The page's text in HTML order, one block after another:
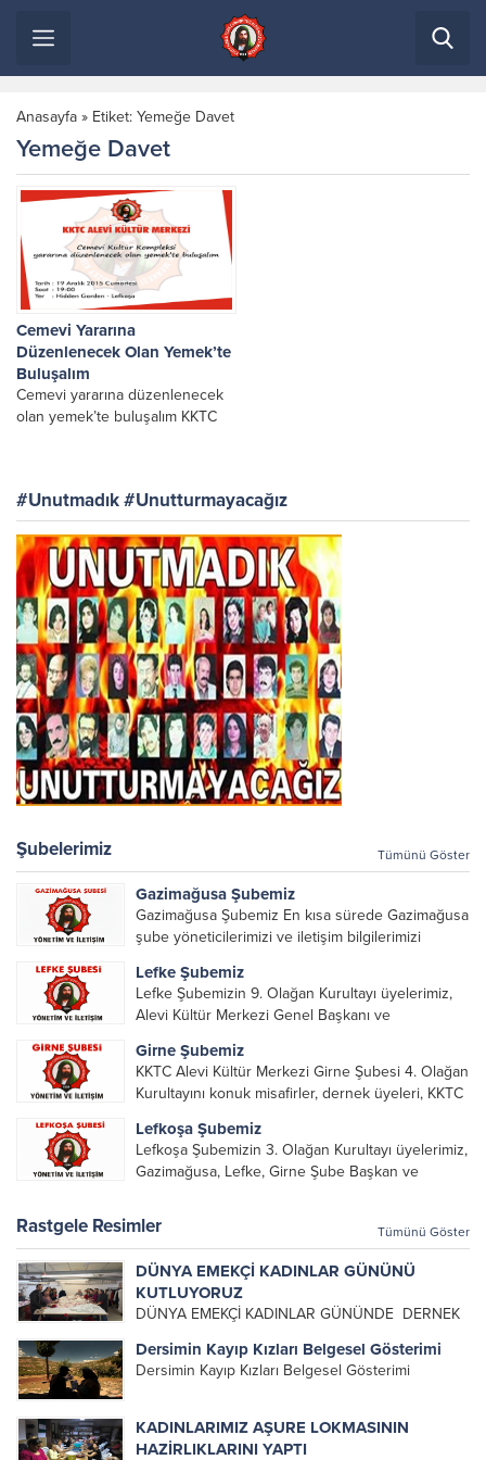
Anasayfa » Etiket: Yemeğe Davet
Yemeğe Davet
Cemevi Yararına
Düzenlenecek Olan Yemek’te
Buluşalım
Cemevi yararına düzenlenecek
olan yemek’te buluşalım KKTC
düzenlenecek olan yemek’te
buluşalım. Değerli...
#Unutmadık #Unutturmayacağız
Şubelerimiz Tümünü Göster
Gazimağusa Şubemiz
Gazimağusa Şubemiz En kısa sürede Gazimağusa
şube yöneticilerimizi ve iletişim bilgilerimizi
Lefke Şubemiz
Lefke Şubemizin 9. Olağan Kurultayı üyelerimiz,
Alevi Kültür Merkezi Genel Başkanı ve
katılımı ile gerçekleşti. Önceki dönemde görev
alarak emek veren, katkı koyan cümle canların...
Girne Şubemiz
KKTC Alevi Kültür Merkezi Girne Şubesi 4. Olağan
Kurultayını konuk misafirler, dernek üyeleri, KKTC
yönetim kurulu, şube başkanları ve yönetim
organlarının katılımıyla gerçekleşti....
Lefkoşa Şubemiz
Lefkoşa Şubemizin 3. Olağan Kurultayı üyelerimiz,
Gazimağusa, Lefke, Girne Şube Başkan ve
üyelerinin katılımı ile gerçekleşti. Önceki
dönemde görev alan, emek veren, katkı koyan...
Rastgele Resimler Tümünü Göster
DÜNYA EMEKÇİ KADINLAR GÜNÜNÜ
KUTLUYORUZ
DÜNYA EMEKÇİ KADINLAR GÜNÜNDE DERNEK
EMEKÇİ KADINLARIMIZIN GÜNÜNÜ KUTLAMAK
İÇİN FABRİKALARI VE CADDELERİ DOLAŞIP
Dersimin Kayıp Kızları Belgesel Gösterimi
Dersimin Kayıp Kızları Belgesel Gösterimi
KADINLARIMIZ AŞURE LOKMASININ
HAZİRLIKLARINI YAPTI